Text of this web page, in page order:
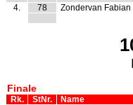
4. 78 Zondervan Fabian
Finale
Rk. StNr. Name